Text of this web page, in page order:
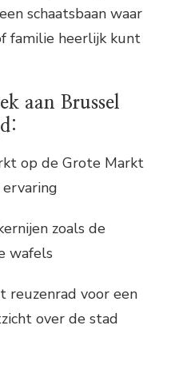
schaatsbaan waar
familie heerlijk kunt
aan Brussel
op de Grote Markt
zoals de
wafels
reuzenrad voor een
over de stad